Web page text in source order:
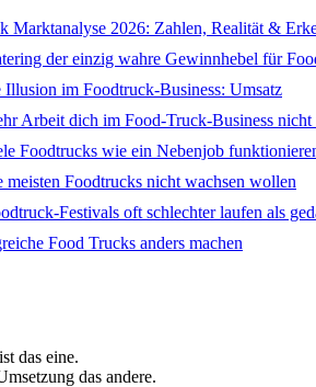
Marktanalyse 2026: Zahlen, Realität &
der einzig wahre Gewinnhebel für
Illusion im Foodtruck-Business: Umsatz
Arbeit dich im Food-Truck-Business
Foodtrucks wie ein Nebenjob
meisten Foodtrucks nicht wachsen wollen
Festivals oft schlechter laufen als
Food Trucks anders machen
das eine.
das andere.